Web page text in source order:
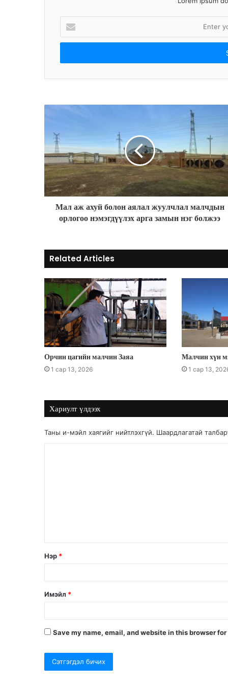
t
r
r
a
l
a
d
d
r
s
Мал аж ахуй болон аялал жуулчлал малчдын
орлогоо нэмэгдүүлэх арга замын нэг болжээ
Related Articles
Орчин цагийн малчин Заяа
1 сар 13, 2026
Малчин хүн
1 сар 13,
Хариулт үлдээх
Таны и-мэйл хаягийг нийтлэхгүй. Шаардлагатай
Нэр *
Имэйл *
Save my name, email, and website in this browser